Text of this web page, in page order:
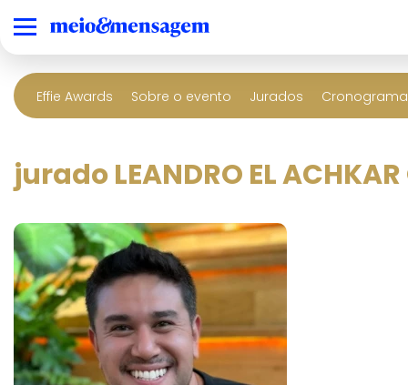
Effie Awards Sobre o evento Jurados
jurado LEANDRO EL